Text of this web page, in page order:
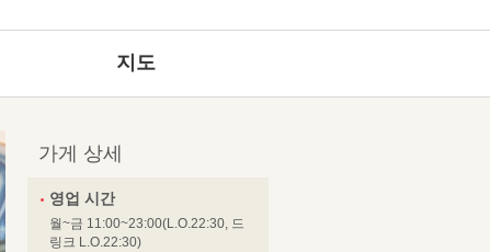
지도
가게 상세
영업 시간
월~금 11:00~23:00(L.O.22:30, 드
링크 L.O.22:30)